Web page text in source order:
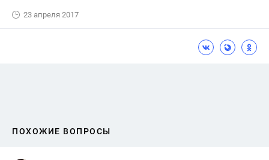
23 апреля 2017
ПОХОЖИЕ ВОПРОСЫ